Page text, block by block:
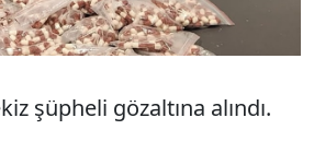
şüpheli gözaltına alındı.